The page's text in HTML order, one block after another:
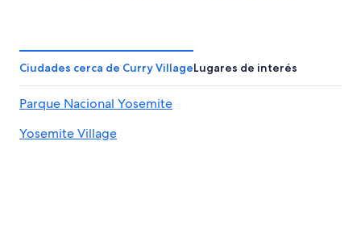
Hoteles 5 estrellas en Yosemite Village
Cabañas en Yosemite Village
Campings en Yosemite Village
Centros vacacionales en Yosemite Village
Ciudades cerca de Curry VillageLugares de interés
Parque Nacional Yosemite
Yosemite Village